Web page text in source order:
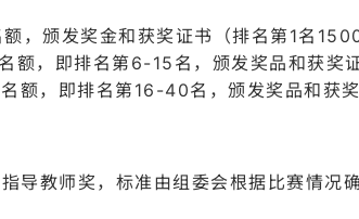
额，颁发奖金和获奖证书（排名第1名
额，即排名第6-15名，颁发奖品和获奖证
额，即排名第16-40名，颁发奖品和获奖
导教师奖，标准由组委会根据比赛情况确